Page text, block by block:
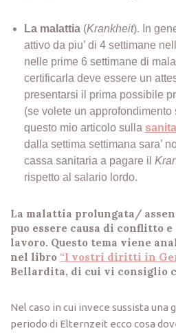
La malattia (Krankheit). In
attivo da piu’ di 4 settimane
nelle prime 6 settimane di
certificarla deve essere un
presentarsi il prima possibile
(se volete un approfondimento
questo mio articolo sulla
dalla settima settimana sara’
cassa sanitaria a pagare il
rispetto al salario lordo.
La malattia prolungata/
puo essere causa di conflitto
lavoro. Questo tema viene
nel libro “I vostri diritti in
Bellardita, di cui vi consiglio
Nel caso in cui invece sussista una
periodo di Elternzeit ecco cosa